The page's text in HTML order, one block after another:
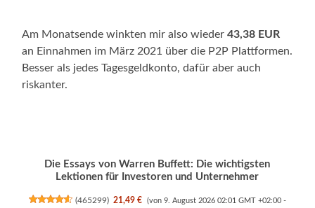
Am Monatsende winkten mir also wieder43,38 EUR
an Einnahmen im März 2021 über die P2P Plattformen.
Besser als jedes Tagesgeldkonto, dafür aber auch
riskanter.
Die Essays von Warren Buffett: Die wichtigsten
Lektionen für Investoren und Unternehmer
(465299) 21,49 €
(von 9. August 2026 02:01 GMT +02:00 -